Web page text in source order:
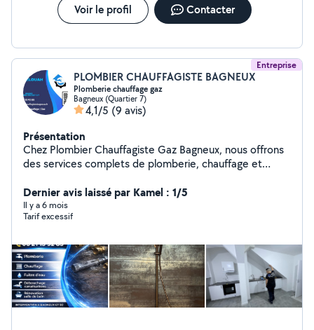
Voir le profil Contacter
Entreprise
PLOMBIER CHAUFFAGISTE BAGNEUX
Plomberie chauffage gaz
Bagneux (Quartier 7)
4,1/5 (9 avis)
Présentation
Chez Plombier Chauffagiste Gaz Bagneux, nous offrons
des services complets de plomberie, chauffage et
assurons des interventions d'urgence 24h/24 et 7j/7
pour garantir votre confort et votre sécurité. « Plombier
professionnel à Paris et alentours, j'interviens
débouchages, réparations Installations : robinets,
chauffe-eau, WC, éviers Travail soigné & tarifs
transparents Disponibilité rapide Contactez-moi pour un
devis gratuit
Dernier avis laissé par Kamel : 1/5
Il y a 6 mois
Tarif excessif